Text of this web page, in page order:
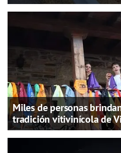
Miles de personas
tradición vitivinícola de